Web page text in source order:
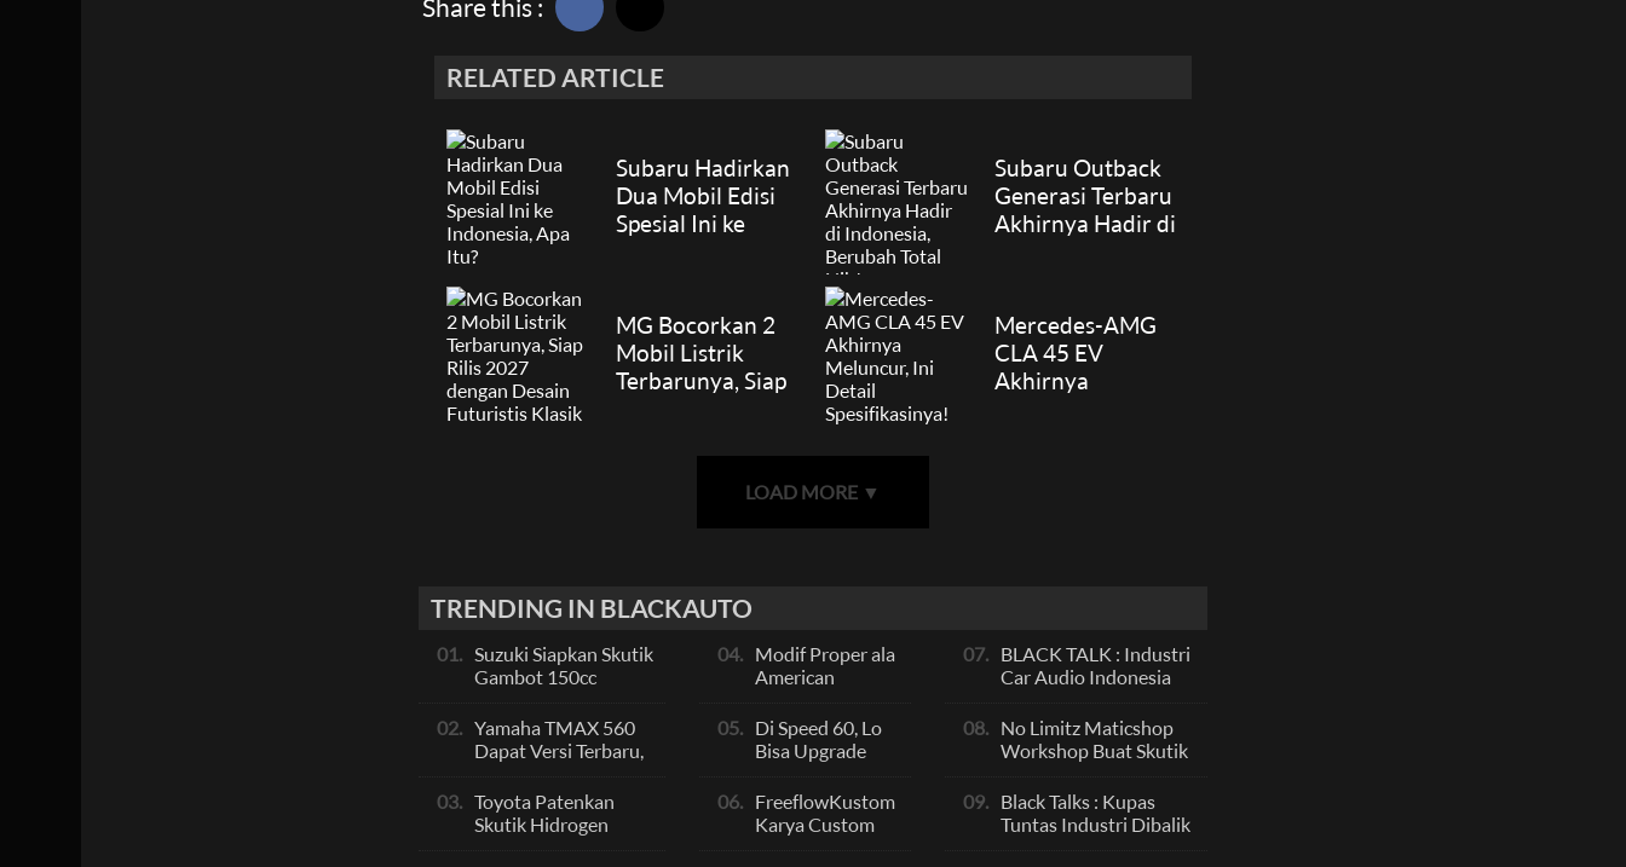
Share this :
RELATED ARTICLE
Subaru Hadirkan
Dua Mobil Edisi
Spesial Ini ke
Subaru Outback
Generasi Terbaru
Akhirnya Hadir di
MG Bocorkan 2
Mobil Listrik
Terbarunya, Siap
Mercedes-AMG
CLA 45 EV
Akhirnya
LOAD MORE ▼
TRENDING IN BLACKAUTO
01. Suzuki Siapkan Skutik
Gambot 150cc
PCX, Apa Itu?
02. Yamaha TMAX 560
Dapat Versi Terbaru,
Dengan Performa
Sporty
03. Toyota Patenkan
Skutik Hidrogen
04. Modif Proper ala
American
250RR Gatot
Kaca Karya IM
Work Company
05. Di Speed 60, Lo
Bisa Upgrade
Modif Jadi Spek
Sultan
06. FreeflowKustom
Karya Custom
07. BLACK TALK : Industri
Car Audio Indonesia
Indikatornya Pals!
08. No Limitz Maticshop
Workshop Buat Skutik
Fashion
09. Black Talks : Kupas
Tuntas Industri Dibalik